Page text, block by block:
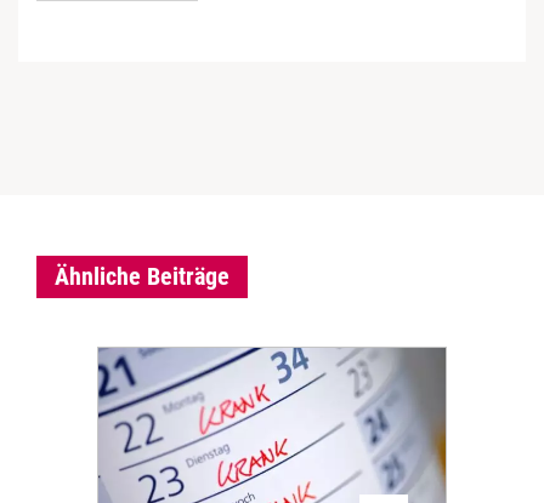
Ähnliche Beiträge